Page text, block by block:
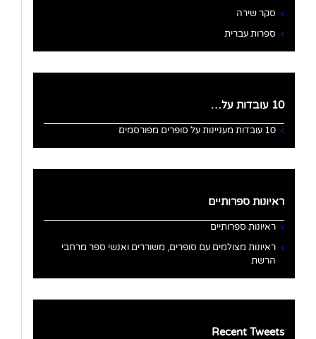
סקר שירה
ספרות עברית
10 עובדות על…
10 עובדות מעניינות על סופרים מפורסמים
ראיונות ספרותיים
ראיונות ספרותיים
ראיונות מצולמים עם סופרים, משוררים ואנשי ספר מרחבי
הרשת
Recent Tweets